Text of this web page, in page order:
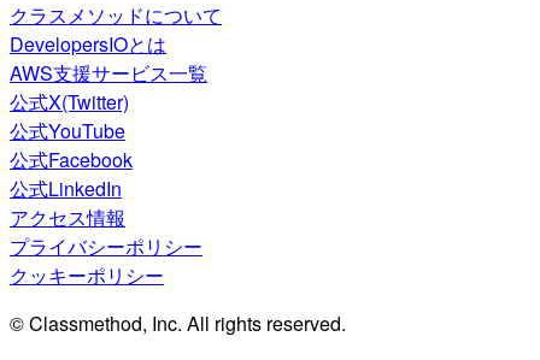
クラスメソッドについて
DevelopersIOとは
AWS支援サービス一覧
公式X(Twitter)
公式YouTube
公式Facebook
公式LinkedIn
アクセス情報
プライバシーポリシー
クッキーポリシー
© Classmethod, Inc. All rights reserved.